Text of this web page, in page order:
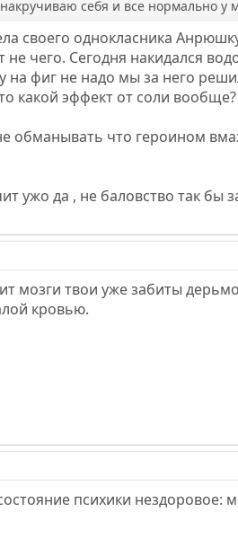
себя и все нормально у
своего однокласника
чего. Сегодня накидался
фиг не надо мы за него
какой эффект от соли вообще?
обманывать что героином
ужо да , не баловство так
мозги твои уже забиты
кровью.
психики нездоровое: